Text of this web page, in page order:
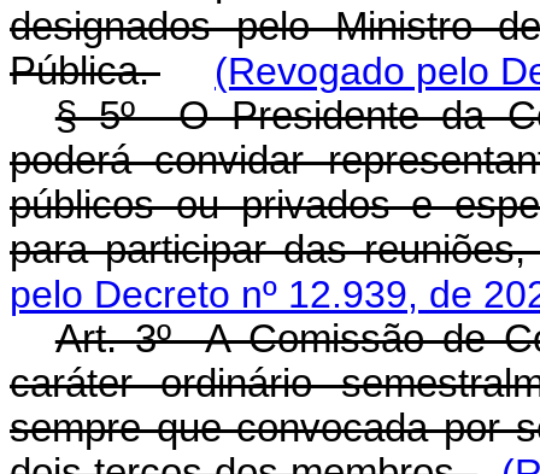
designados pelo Ministro
Pública.
(Revogado pelo
§ 5º O Presidente da
poderá convidar
públicos ou privados e
para participar das
pelo Decreto nº 12.939, de
Art. 3º A Comissão de
caráter ordinário
sempre que convocada por